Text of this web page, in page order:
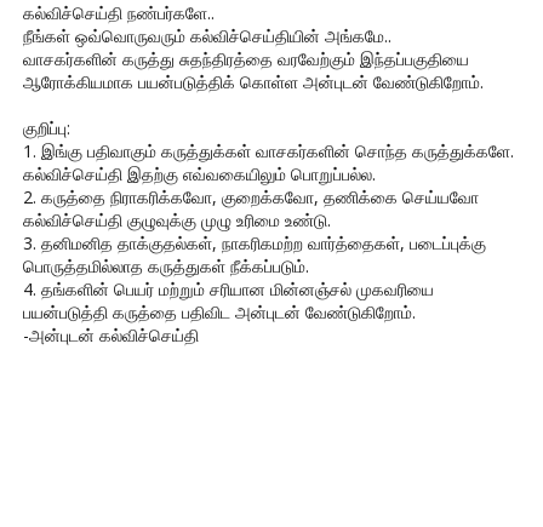
கல்விச்செய்தி நண்பர்களே..
நீங்கள் ஒவ்வொருவரும் கல்விச்செய்தியின் அங்கமே..
வாசகர்களின் கருத்து சுதந்திரத்தை வரவேற்கும் இந்தப்பகுதியை
ஆரோக்கியமாக பயன்படுத்திக் கொள்ள அன்புடன் வேண்டுகிறோம்.
குறிப்பு:
1. இங்கு பதிவாகும் கருத்துக்கள் வாசகர்களின் சொந்த கருத்துக்களே.
கல்விச்செய்தி இதற்கு எவ்வகையிலும் பொறுப்பல்ல.
2. கருத்தை நிராகரிக்கவோ, குறைக்கவோ, தணிக்கை செய்யவோ
கல்விச்செய்தி குழுவுக்கு முழு உரிமை உண்டு.
3. தனிமனித தாக்குதல்கள், நாகரிகமற்ற வார்த்தைகள், படைப்புக்கு
பொருத்தமில்லாத கருத்துகள் நீக்கப்படும்.
4. தங்களின் பெயர் மற்றும் சரியான மின்னஞ்சல் முகவரியை
பயன்படுத்தி கருத்தை பதிவிட அன்புடன் வேண்டுகிறோம்.
-அன்புடன் கல்விச்செய்தி